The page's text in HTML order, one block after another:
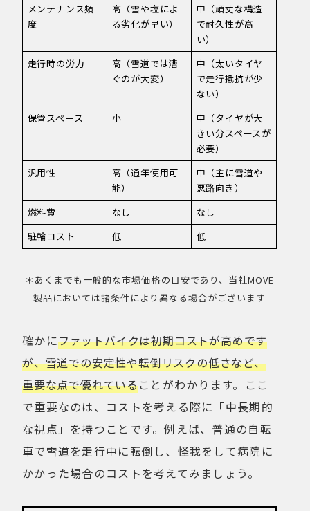
メンテナンス頻
度
高（雪や塩によ
る劣化が早い）
中（頑丈な構造
で耐久性が高
い）
走行時の労力
高（雪道では漕
ぐのが大変）
中（太いタイヤ
で走行抵抗が少
ない）
保管スペース
小
中（タイヤが大
きい分スペースが
必要）
汎用性
高（通年使用可
能）
中（主に雪道や
悪路向き）
燃料費
なし
なし
駐輪コスト
低 低
＊あくまでも一般的な市場価格の目安であり、当社MOVE
製品においては諸条件により異なる場合がございます
確かにファットバイクは初期コストが高めです
が、雪道での安定性や転倒リスクの低さなど、
重要な点で優れていることがわかります。ここ
で重要なのは、コストを考える際に「中長期的
な視点」を持つことです。例えば、普通の自転
車で雪道を走行中に転倒し、怪我をして病院に
かかった場合のコストを考えてみましょう。